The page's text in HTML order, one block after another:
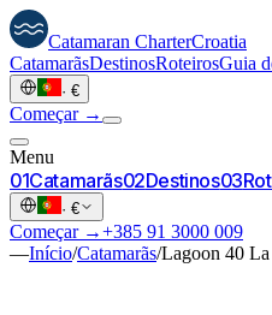
Catamaran CharterCroatia
CatamarãsDestinosRoteirosGuia
· €
Começar →
Menu
01Catamarãs02Destinos03
· €
Começar →+385 91 3000 009
—Início/Catamarãs/Lagoon 40